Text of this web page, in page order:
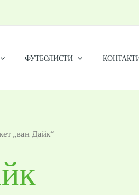
ФУТБОЛИСТИ
„ван Дайк“